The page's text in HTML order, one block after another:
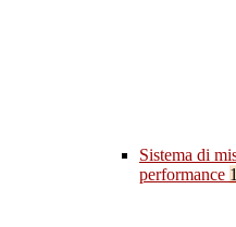
Sistema di
performance 1